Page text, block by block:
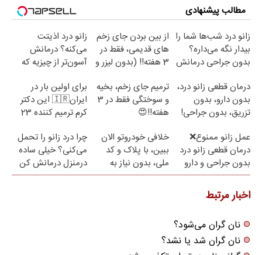
مطالب پیشنهادی
زانو درد شب‌ها شما را
بیدار نگه می‌داره؟
بدون جراحی درمانش
از بین بردن جای زخم
های قدیمی، فقط در
3 هفته!! (بدون لیزر و
زانو درد اذیتت
می‌کنه؟ درمانش
آسون‌تر از چیزیه که
می‌کنی✅پرسشنامه
درمان قطعی زانو درد،
بدون دارو، بدون
تزریق، بدون جراحی!
ترمیم جای زخم، بخیه
و سوختگی فقط در 3
هفته!!😍
برای اولین بار در
ایران🇮🇷 این دکتر
کرم ترمیم کننده 23
عمل زانو ممنوع❌
درمان قطعی زانو درد
بدون جراحی و دارو
(پرسش نامه)
خلافی خودروتو الان
ببین، با پلاک و کد
ملی، بدون نیاز به
مراجعه حضوری
چرا درد زانو را تحمل
می‌کنی؟ خیلی ساده
درمنزل درمانش کن
اخبار مرتبط
نان گران می‌شود؟
نان گران شد یا نشد؟